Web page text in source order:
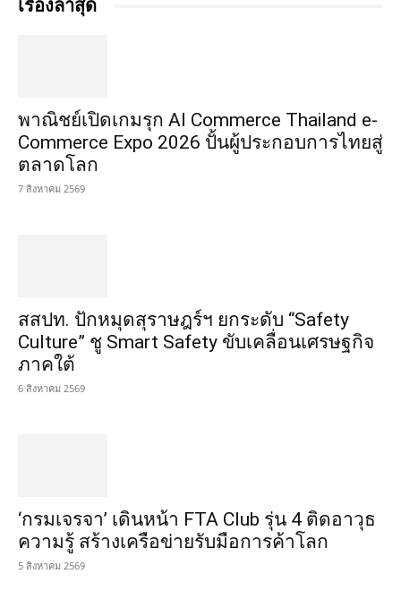
เรื่องล่าสุด
พาณิชย์เปิดเกมรุก AI Commerce Thailand e-
Commerce Expo 2026 ปั้นผู้ประกอบการไทยสู่
ตลาดโลก
7 สิงหาคม 2569
สสปท. ปักหมุดสุราษฎร์ฯ ยกระดับ “Safety
Culture” ชู Smart Safety ขับเคลื่อนเศรษฐกิจ
ภาคใต้
6 สิงหาคม 2569
‘กรมเจรจา’ เดินหน้า FTA Club รุ่น 4 ติดอาวุธ
ความรู้ สร้างเครือข่ายรับมือการค้าโลก
5 สิงหาคม 2569